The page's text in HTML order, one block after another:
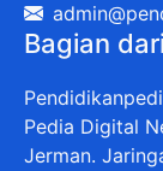
Bagian
Pedia Digital
Jerman.